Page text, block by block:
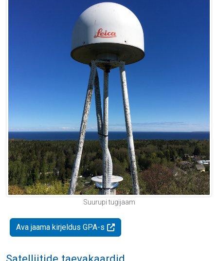
Suurupi tugijaam
Ava jaama kirjeldus GPA-s
Satelliitide taevakaardid